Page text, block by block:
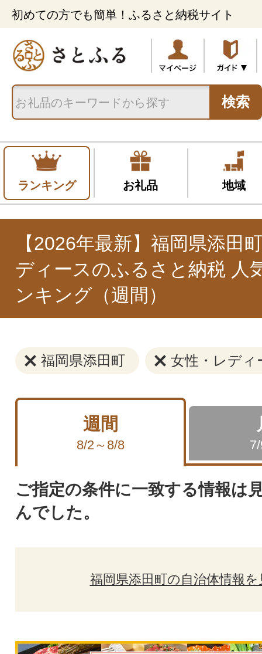
初めての方でも簡単！ふるさと納税サイト
検索
ランキング お礼品 地域
【2026年最新】福岡県添田
ディースのふるさと納税 人
ンキング（週間）
福岡県添田町 女性・レディ
週間
8/2～8/8
ご指定の条件に一致する情報は
んでした。
福岡県添田町の自治体情報を